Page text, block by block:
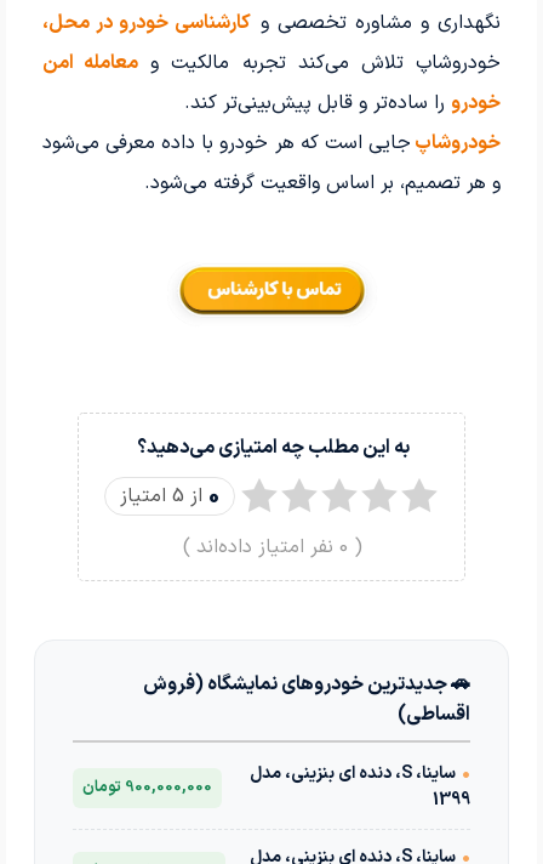
نگهداری و مشاوره تخصصی و کارشناسی خودرو در محل،
خودروشاپ تلاش می‌کند تجربه مالکیت و معامله امن
خودرورا ساده‌تر و قابل پیش‌بینی‌تر کند.
خودروشاپ جایی است که هر خودرو با داده معرفی می‌شود
و هر تصمیم، بر اساس واقعیت گرفته می‌شود.
به این مطلب چه امتیازی می‌دهید؟
0 از 5 امتیاز
(
0 نفر امتیاز داده‌اند )
🚗 جدیدترین خودروهای نمایشگاه (فروش
اقساطی)
•
ساینا، S، دنده ای بنزینی، مدل
1399
900,000,000 تومان
• ساینا، S، دنده ای بنزینی، مدل